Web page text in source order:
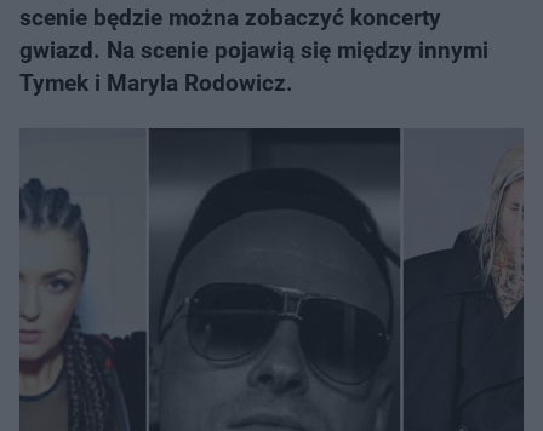
scenie będzie można zobaczyć koncerty
gwiazd. Na scenie pojawią się między innymi
Tymek i Maryla Rodowicz.